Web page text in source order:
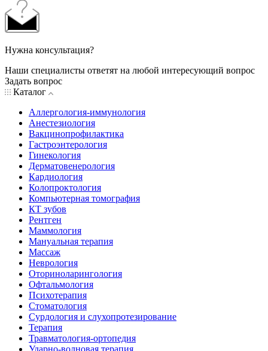
Нужна консультация?
Наши специалисты ответят на любой интересующий вопрос
Задать вопрос
Каталог
Аллергология-иммунология
Анестезиология
Вакцинопрофилактика
Гастроэнтерология
Гинекология
Дерматовенерология
Кардиология
Колопроктология
Компьютерная томография
КТ зубов
Рентген
Маммология
Мануальная терапия
Массаж
Неврология
Оториноларингология
Офтальмология
Психотерапия
Стоматология
Сурдология и слухопротезирование
Терапия
Травматология-ортопедия